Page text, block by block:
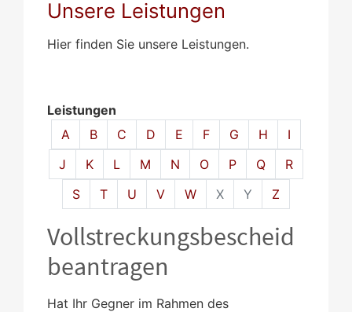
Unsere Leistungen
Hier finden Sie unsere Leistungen.
Leistungen
Alphabetisches Register überspringen
A B C D E F G H
I
J
K L M N O P Q
R
S
T U V W X Y Z
Vollstreckungsbescheid
beantragen
Hat Ihr Gegner im Rahmen des